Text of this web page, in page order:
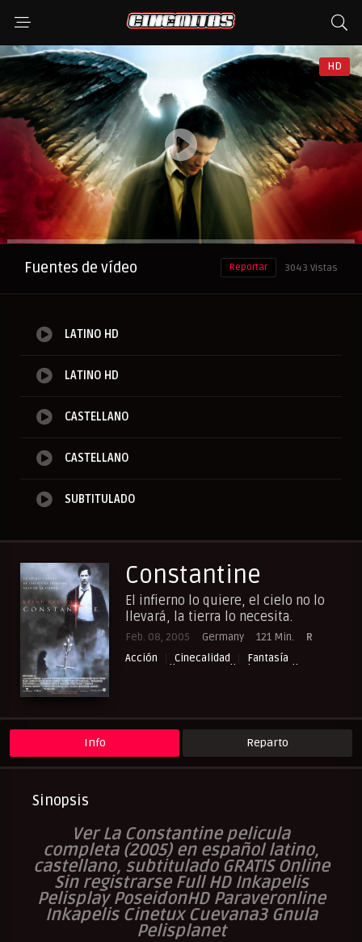
HD
Anuncio
Fuentes de vídeo 3043 Vistas
Reportar
LATINO HD
LATINO HD
CASTELLANO
CASTELLANO
SUBTITULADO
Constantine
El infierno lo quiere, el cielo no lo
llevará, la tierra lo necesita.
Feb. 08, 2005 Germany 121 Min.
R
Acción
Cinecalidad
Fantasía
NewPelis org
Peliculas Castellano
Info Reparto
Sinopsis
Ver La Constantine pelicula
completa (2005) en español latino,
castellano, subtitulado GRATIS Online
Sin registrarse Full HD Inkapelis
Pelisplay PoseidonHD Paraveronline
Inkapelis Cinetux Cuevana3 Gnula
Pelisplanet